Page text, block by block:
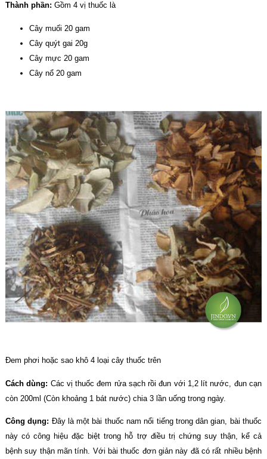
Thành phần: Gồm 4 vị thuốc là
Cây muối 20 gam
Cây quýt gai 20g
Cây mực 20 gam
Cây nổ 20 gam
Đem phơi hoặc sao khô 4 loại cây thuốc trên
Cách dùng: Các vị thuốc đem rửa sạch rồi đun với 1,2 lít nước, đun cạn
còn 200ml (Còn khoảng 1 bát nước) chia 3 lần uống trong ngày.
Công dụng: Đây là một bài thuốc nam nổi tiếng trong dân gian, bài thuốc
này có công hiệu đặc biệt trong hỗ trợ điều trị chứng suy thận, kể cả
bệnh suy thận mãn tính. Với bài thuốc đơn giản này đã có rất nhiều bệnh